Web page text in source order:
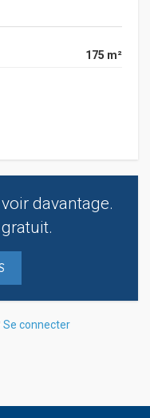
175 m²
davantage.
Se connecter